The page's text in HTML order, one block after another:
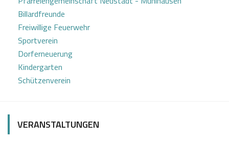
Billardfreunde
Freiwillige Feuerwehr
Sportverein
Dorferneuerung
Kindergarten
Schützenverein
VERANSTALTUNGEN